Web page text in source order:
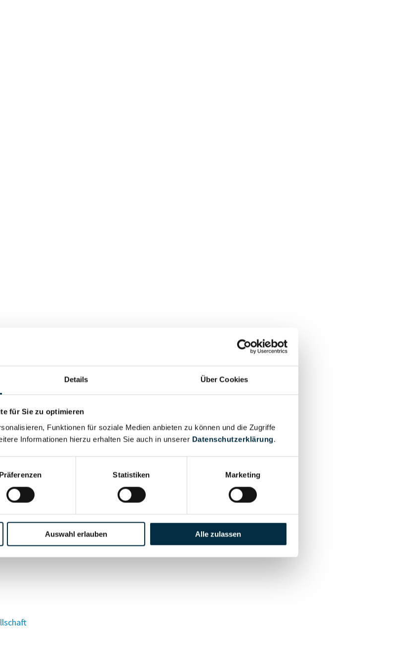
Details Über Cookies
für Sie zu optimieren
Funktionen für soziale Medien anbieten zu können und die Zugriffe
Informationen hierzu erhalten Sie auch in unserer Datenschutzerklärung.
Präferenzen Statistiken Marketing
Auswahl erlauben Alle zulassen